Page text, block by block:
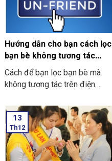
Hướng dẫn cho bạn cách lọc
bạn bè không tương tác
trên Facebook nhanh nhất
2024
Cách để bạn lọc bạn bè mà
không tương tác trên điện
13
Th12